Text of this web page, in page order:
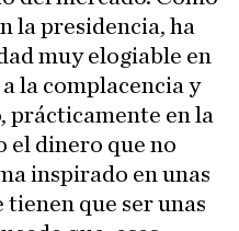
la presidencia, ha
muy elogiable en
la complacencia y
prácticamente en la
el dinero que no
inspirado en unas
tienen que ser unas